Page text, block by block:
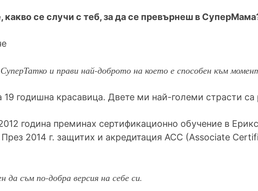
какво се случи с теб, за да се превърнеш в
и прави най-доброто на което е способен към
годишна красавица. Двете ми най-големи страсти са
година преминах сертификационно обучение в
2014 г. защитих и акредитация АСС (Associate
да съм по-добра версия на себе си.